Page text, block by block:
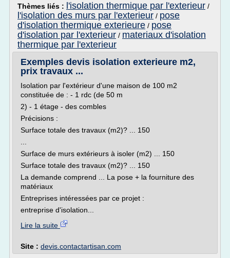
Thèmes liés :
l'isolation thermique par l'exterieur /
l'isolation des murs par l'exterieur / pose
d'isolation thermique exterieure / pose
d'isolation par l'exterieur / materiaux d'isolation
thermique par l'exterieur
Exemples devis isolation exterieure m2,
prix travaux ...
Isolation par l'extérieur d'une maison de 100 m2
constituée de : - 1 rdc (de 50 m
2) - 1 étage - des combles
Précisions :
Surface totale des travaux (m2)? ... 150
Surface de murs extérieurs à isoler (m2) ... 150
Surface totale des travaux (m2)? ... 150
La demande comprend ... La pose + la fourniture des
matériaux
Entreprises intéressées par ce projet :
entreprise d'isolation...
Lire la suite
Site : devis.contactartisan.com